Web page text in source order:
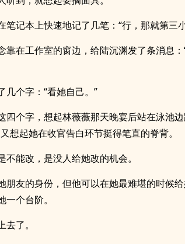
笔记本上快速地记了几笔：“行，那就第三
靠在工作室的窗边，给陆沉渊发了条消息
几个字：“看她自己。”
四个字，想起林薇薇那天晚宴后站在泳池
想起她在收官告白环节挺得笔直的脊背。
不能改，是没人给她改的机会。
朋友的身份，但他可以在她最难堪的时候
个台阶。
了。